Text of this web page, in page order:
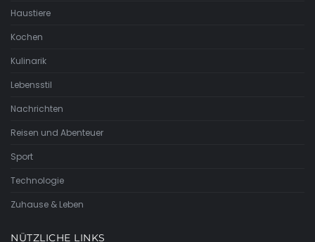
Haustiere
Kochen
Kulinarik
Lebensstil
Nachrichten
Reisen und Abenteuer
Sport
Technologie
Zuhause & Leben
NÜTZLICHE LINKS